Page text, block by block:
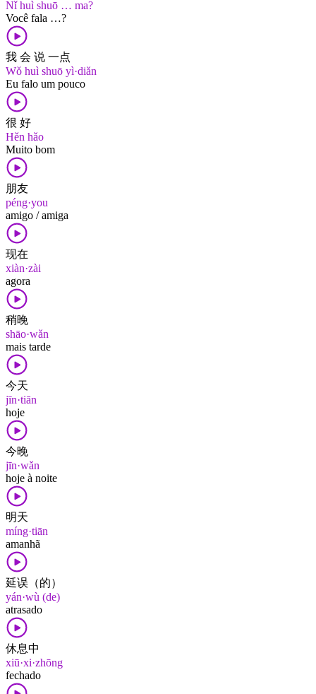
Nǐ huì shuō … ma?
Você fala …?
我 会 说 一点
Wǒ huì shuō yì·diǎn
Eu falo um pouco
很 好
Hěn hǎo
Muito bom
朋友
péng·you
amigo / amiga
现在
xiàn·zài
agora
稍晚
shāo·wǎn
mais tarde
今天
jīn·tiān
hoje
今晚
jīn·wǎn
hoje à noite
明天
míng·tiān
amanhã
延误（的）
yán·wù (de)
atrasado
休息中
xiū·xi·zhōng
fechado